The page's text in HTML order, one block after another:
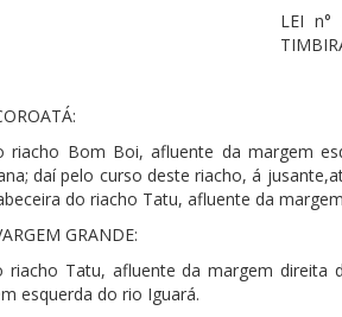
LEI
riacho Bom Boi, afluente da margem
daí pelo curso deste riacho, á
do riacho Tatu, afluente da
GRANDE:
riacho Tatu, afluente da margem
esquerda do rio Iguará.